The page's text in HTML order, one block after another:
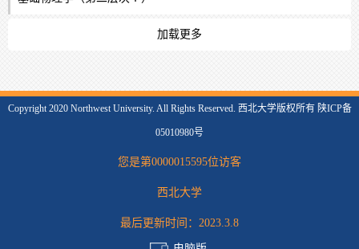
加载更多
Copyright 2020 Northwest University. All Rights Reserved. 西北大学版权所有 陕ICP备
05010980号
您是第0000015595位访客
西北大学
最后更新时间： 2023.3.8